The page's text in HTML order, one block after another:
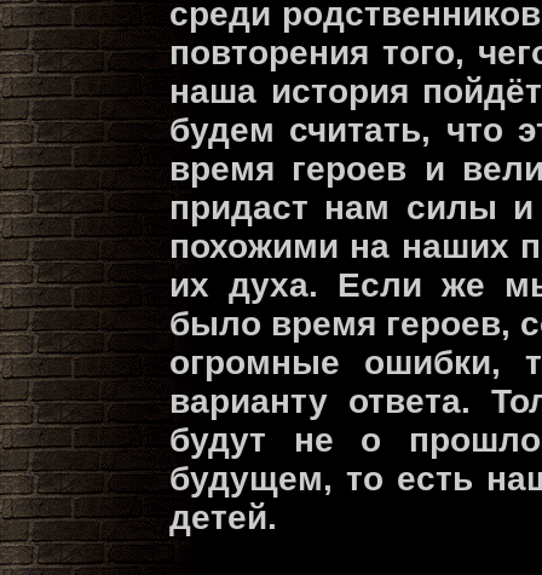
среди
повторения того,
наша история
будем считать, что
время героев и
придаст нам силы
похожими на наших
их духа. Если же
было время героев,
огромные ошибки,
варианту ответа.
будут не о
будущем, то есть
детей.